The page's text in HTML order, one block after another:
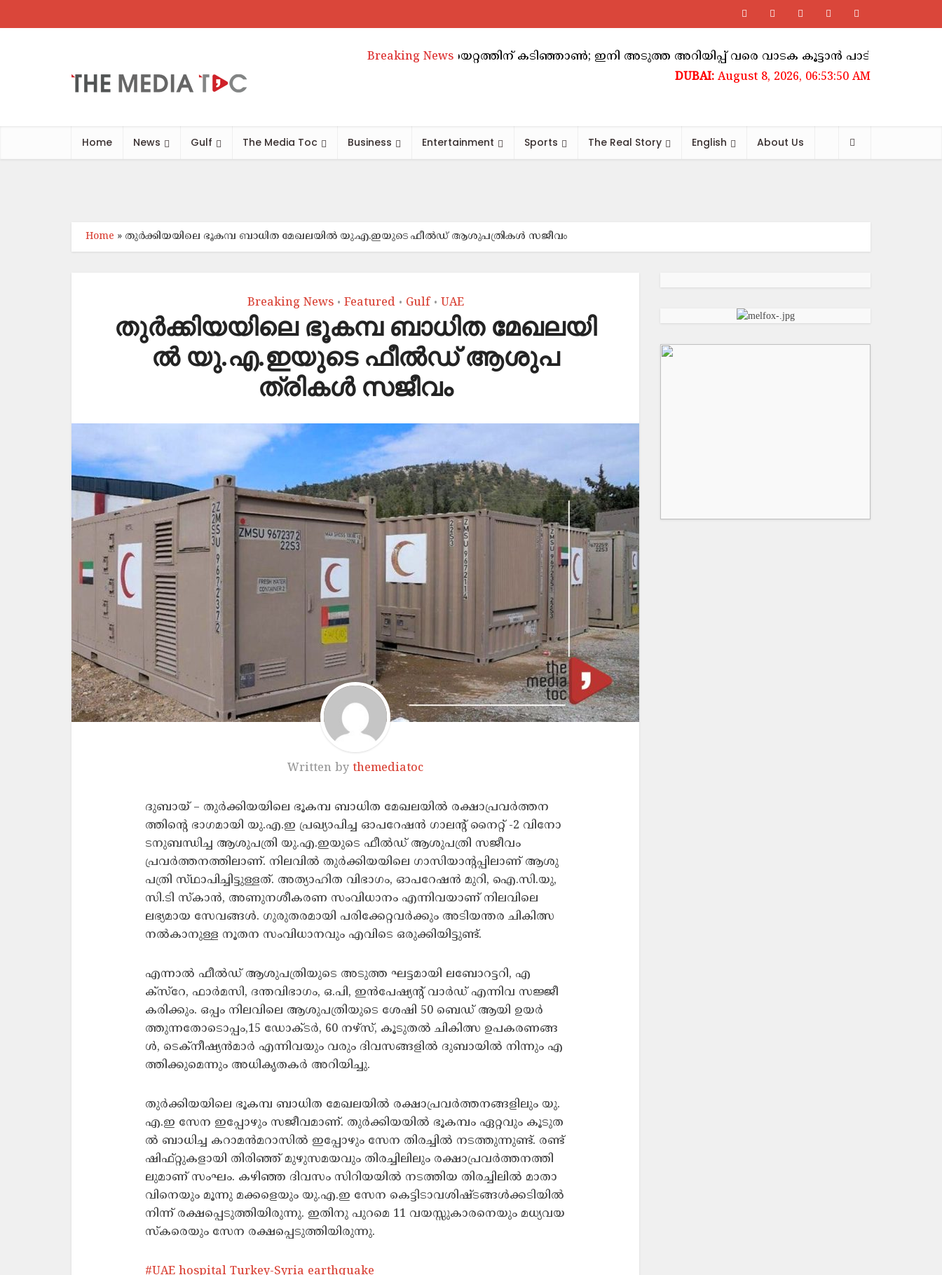
Breaking News
അബുദാബിയിൽ വാടകക്കയറ്റത്തിന് കടിഞ്ഞാൺ; ഇനി അടുത്ത അറിയിപ്പ് വരെ വാടക കൂട്ടാൻ പാടില്ലെന്ന് ഉത്തരവ്
August 8, 2026, 06:53:51 AM
Home News Gulf The Media Toc Business Entertainment Sports The Real Story English About Us
Home » തു​ർ​ക്കി​യ​യി​ലെ ഭൂ​ക​മ്പ ബാ​ധി​ത മേ​ഖ​ല​യി​ൽ യു.​എ.​ഇ​യു​ടെ ഫീ​ൽ​ഡ്​ ആ​ശു​പ​ത്രികൾ സ​ജീ​വം
Breaking News • Featured • Gulf • UAE
തു​ർ​ക്കി​യ​യി​ലെ ഭൂ​ക​മ്പ ബാ​ധി​ത മേ​ഖ​ല​യി​
ൽ യു.​എ.​ഇ​യു​ടെ ഫീ​ൽ​ഡ്​ ആ​ശു​പ​
ത്രികൾ സ​ജീ​വം
Written by themediatoc
ദുബായ് – തു​ർ​ക്കി​യ​യി​ലെ ഭൂ​ക​മ്പ ബാ​ധി​ത മേ​ഖ​ല​യി​ൽ ര​ക്ഷാ​പ്ര​വ​ർ​ത്ത​ന​
ത്തി​ന്‍റെ ഭാ​ഗ​മാ​യി യു.​എ.​ഇ പ്ര​ഖ്യാ​പി​ച്ച ഓ​പ​റേ​ഷ​ൻ ഗാ​ല​ന്‍റ്​ നൈ​റ്റ്​ -2 വി​നോ​
ട​നു​ബ​ന്ധി​ച്ച ആ​ശു​പ​ത്രി യു.​എ.​ഇ​യു​ടെ ഫീ​ൽ​ഡ്​ ആ​ശു​പ​ത്രി സ​ജീ​വം
പ്രവർത്തനത്തിലാണ്. നിലവിൽ തു​ർ​ക്കി​യ​യി​ലെ ഗാ​സി​യാ​ന്‍റ​പ്പി​ലാ​ണ്​ ആ​ശു​
പ​ത്രി സ്​​ഥാ​പി​ച്ചിട്ടുള്ളത്. അ​ത്യാ​ഹി​ത വി​ഭാ​ഗം, ഓ​പ​റേ​ഷ​ൻ മു​റി, ഐ.​സി.​യു,
സി.​ടി സ്കാ​ൻ, അ​ണു​ന​ശീ​ക​ര​ണ സം​വി​ധാ​നം എ​ന്നി​വയാണ് നിലവിലെ
ലഭ്യമായ സേവങ്ങൾ. ഗു​രു​ത​ര​മാ​യി പ​രി​ക്കേ​റ്റ​വ​ർ​ക്കും അ​ടി​യ​ന്ത​ര ചി​കി​ത്സ
ന​ൽ​കാ​നു​ള്ള നൂതന സം​വി​ധാ​നവും എവിടെ ഒരുക്കിയിട്ടുണ്ട്. ​
എന്നാൽ ഫീ​ൽ​ഡ്​ ആ​ശു​പ​ത്രിയുടെ അ​ടു​ത്ത ഘ​ട്ട​മാ​യി ല​ബോ​റ​ട്ട​റി, എ​
ക്സ്റേ, ഫാ​ർ​മ​സി, ദ​ന്ത​വി​ഭാ​ഗം, ഒ.​പി, ഇ​ൻ​പേ​ഷ്യ​​ന്‍റ്​ വാ​ർ​ഡ്​ എ​ന്നി​വ സ​ജ്ജീ​
ക​രി​ക്കും. ഒപ്പം നിലവിലെ ആ​ശു​പ​ത്രി​യു​ടെ ശേ​ഷി 50 ബെ​ഡ്​ ആ​യി ഉ​യ​ർ​
ത്തുന്നതോടൊപ്പം,15 ഡോ​ക്​​ട​ർ, 60 ന​ഴ്​​സ്, കൂ​ടു​ത​ൽ ചി​കി​ത്സ ഉ​പ​ക​ര​ണ​ങ്ങ​
ൾ, ടെ​ക്നീ​ഷ്യ​ൻ​മാ​ർ എ​ന്നി​വ​യും വ​രും ദി​വ​സ​ങ്ങ​ളി​ൽ ദുബായിൽ നിന്നും എ​
ത്തി​ക്കുമെന്നും അധികൃതകർ അറിയിച്ചു.
തു​ർ​ക്കി​യ​യി​ലെ ഭൂ​ക​മ്പ ബാ​ധി​ത മേ​ഖ​ല​യി​ൽ ര​ക്ഷാ​പ്ര​വ​ർ​ത്ത​ന​ങ്ങ​ളി​ലും യു.​
എ.​ഇ സേ​ന ഇപ്പോഴും സ​ജീ​വ​മാ​ണ്. തു​ർ​ക്കി​യ​യി​ൽ ഭൂ​ക​മ്പം ഏ​റ്റ​വും കൂ​ടു​ത​
ൽ ബാ​ധി​ച്ച ക​റാ​മ​ൻ​മ​റാ​സി​ൽ ഇപ്പോഴും സേന തി​ര​ച്ചി​ൽ ന​ട​ത്തു​ന്നു​ണ്ട്. ര​ണ്ട്​
ഷി​ഫ്​​റ്റു​ക​ളാ​യി തി​രി​ഞ്ഞ്​ മു​ഴു​സ​മ​യ​വും തി​ര​ച്ചി​ലി​ലും ര​ക്ഷാ​പ്ര​വ​ർ​ത്ത​ന​ത്തി​
ലു​മാ​ണ്​ സം​ഘം. ക​ഴി​ഞ്ഞ ദി​വ​സം സി​റി​യ​യി​ൽ ന​ട​ത്തി​യ തി​ര​ച്ചി​ലി​ൽ മാ​താ​
വി​നെ​യും മൂ​ന്നു​ മ​ക്ക​ളെ​യും യു.​എ.​ഇ സേ​ന കെ​ട്ടി​ടാ​വ​ശി​ഷ്ട​ങ്ങ​ൾ​ക്ക​ടി​യി​ൽ​
നി​ന്ന്​ ര​ക്ഷ​പ്പെ​ടു​ത്തി​യി​രു​ന്നു. ഇ​തി​നു​ പു​റ​മെ 11 വ​യ​സ്സു​കാ​ര​നെ​യും മ​ധ്യ​വ​യ​
സ്ക​രെ​യും സേ​ന ര​ക്ഷ​പ്പെ​ടു​ത്തിയിരുന്നു.
UAE hospital Turkey-Syria earthquake